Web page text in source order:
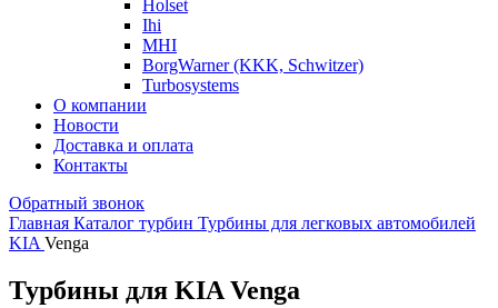
Holset
Ihi
MHI
BorgWarner (KKK, Schwitzer)
Turbosystems
О компании
Новости
Доставка и оплата
Контакты
Обратный звонок
Главная Каталог турбин Турбины для легковых автомобилей
KIA Venga
Турбины для KIA Venga